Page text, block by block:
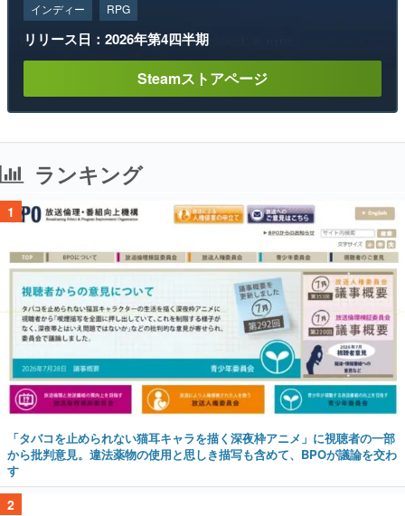
インディー RPG
リリース日：2026年第4四半期
Steamストアページ
ランキング
1
「タバコを止められない猫耳キャラを描く深夜枠アニメ」に視聴者の一部
から批判意見。違法薬物の使用と思しき描写も含めて、BPOが議論を交わ
す
2